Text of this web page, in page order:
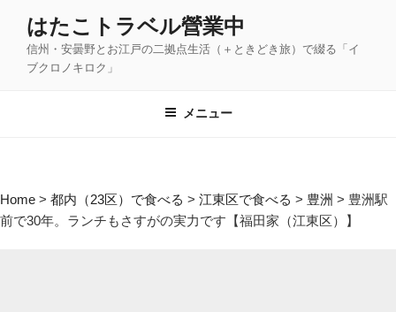
プ
はたこトラベル營業中
信州・安曇野とお江戸の二拠点生活（＋ときどき旅）で綴る「イ
ブクロノキロク」
メニュー
Home > 都内（23区）で食べる > 江東区で食べる > 豊洲 > 豊洲駅
前で30年。ランチもさすがの実力です【福田家（江東区）】